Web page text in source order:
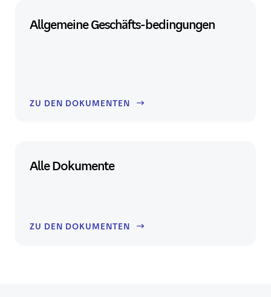
Allgemeine Geschäfts-bedingungen
ZU DEN DOKUMENTEN
Alle Dokumente
ZU DEN DOKUMENTEN